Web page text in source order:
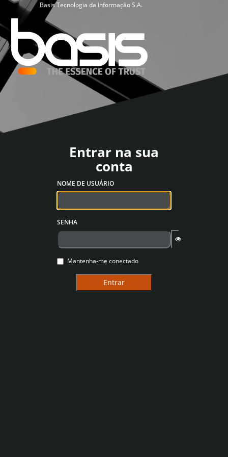
Basis Tecnologia da Informação S.A.
Entrar na sua
conta
NOME DE USUÁRIO
SENHA
Mantenha-me conectado